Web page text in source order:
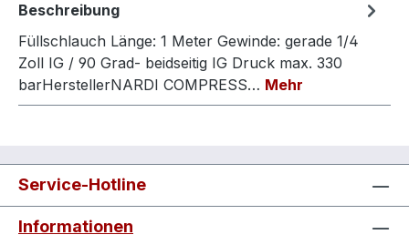
Beschreibung
Füllschlauch Länge: 1 Meter Gewinde: gerade 1/4
Zoll IG / 90 Grad- beidseitig IG Druck max. 330
barHerstellerNARDI COMPRESS… Mehr
Service-Hotline
Informationen